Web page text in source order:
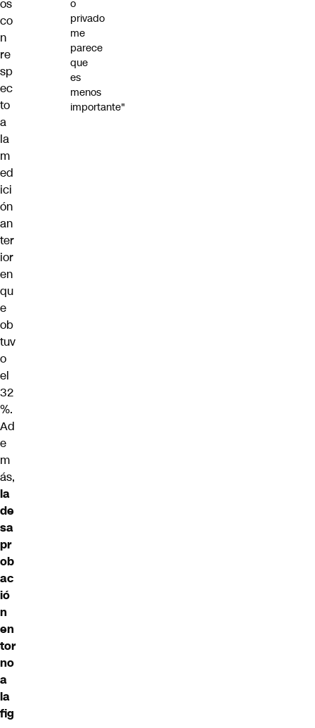
os
co
n
re
sp
ec
to
a
la
m
ed
ici
ón
an
ter
ior
en
qu
e
ob
tuv
o
el
32
%.
Ad
e
m
ás,
la
de
sa
pr
ob
ac
ió
n
en
tor
no
a
la
fig
o
privado
me
parece
que
es
menos
importante"